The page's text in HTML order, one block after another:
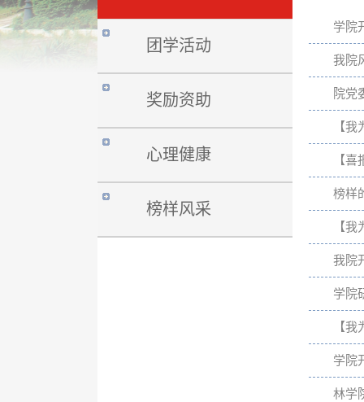
团学活动
奖励资助
心理健康
榜样风采
学院
我院
院党
【
【
榜样
【
我院
学院
【
学院
林学